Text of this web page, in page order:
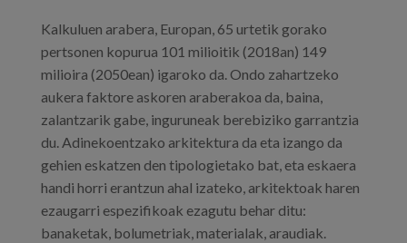
Kalkuluen arabera, Europan, 65 urtetik gorako
pertsonen kopurua 101 milioitik (2018an) 149
milioira (2050ean) igaroko da. Ondo zahartzeko
aukera faktore askoren araberakoa da, baina,
zalantzarik gabe, inguruneak berebiziko garrantzia
du. Adinekoentzako arkitektura da eta izango da
gehien eskatzen den tipologietako bat, eta eskaera
handi horri erantzun ahal izateko, arkitektoak haren
ezaugarri espezifikoak ezagutu behar ditu:
banaketak, bolumetriak, materialak, araudiak.